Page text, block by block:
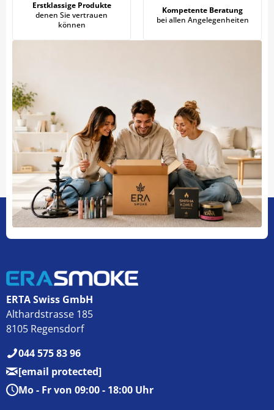
Erstklassige Produkte
denen Sie vertrauen
können
Kompetente Beratung
bei allen Angelegenheiten
ERTA Swiss GmbH
Althardstrasse 185
8105 Regensdorf
044 575 83 96
[email protected]
Mo - Fr von 09:00 - 18:00 Uhr